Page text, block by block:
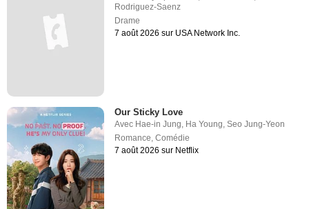
Rodriguez-Saenz
Drame
7 août 2026 sur USA Network Inc.
Our Sticky Love
Avec Hae-in Jung, Ha Young,Seo Jung-Yeon
Romance,Comédie
7 août 2026 sur Netflix